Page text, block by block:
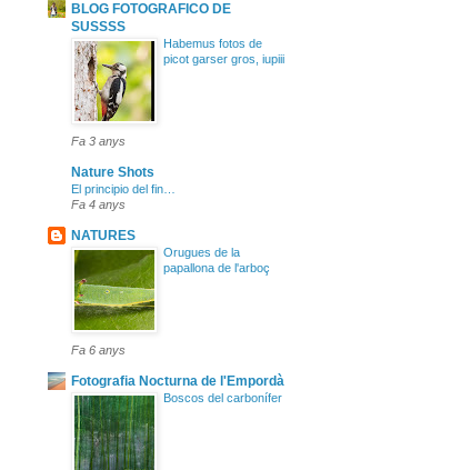
BLOG FOTOGRAFICO DE
SUSSSS
Habemus fotos de
picot garser gros, iupiii
Fa 3 anys
Nature Shots
El principio del fin…
Fa 4 anys
NATURES
Orugues de la
papallona de l'arboç
Fa 6 anys
Fotografia Nocturna de l'Empordà
Boscos del carbonífer